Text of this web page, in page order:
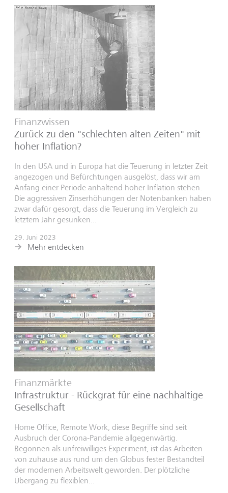
Finanzwissen
Zurück zu den "schlechten alten Zeiten" mit
hoher Inflation?
In den USA und in Europa hat die Teuerung in letzter Zeit
angezogen und Befürchtungen ausgelöst, dass wir am
Anfang einer Periode anhaltend hoher Inflation stehen.
Die aggressiven Zinserhöhungen der Notenbanken haben
zwar dafür gesorgt, dass die Teuerung im Vergleich zu
letztem Jahr gesunken...
29. Juni 2023
Mehr entdecken
Finanzmärkte
Infrastruktur - Rückgrat für eine nachhaltige
Gesellschaft
Home Office, Remote Work, diese Begriffe sind seit
Ausbruch der Corona-Pandemie allgegenwärtig.
Begonnen als unfreiwilliges Experiment, ist das Arbeiten
von zuhause aus rund um den Globus fester Bestandteil
der modernen Arbeitswelt geworden. Der plötzliche
Übergang zu flexiblen...